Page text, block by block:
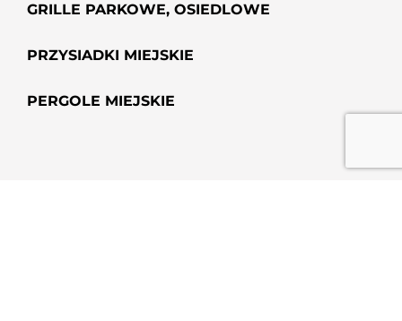
GRILLE PARKOWE, OSIEDLOWE
PRZYSIADKI MIEJSKIE
PERGOLE MIEJSKIE